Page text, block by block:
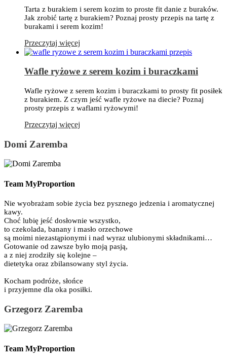
Tarta z burakiem i serem kozim to proste fit danie z buraków.
Jak zrobić tartę z burakiem? Poznaj prosty przepis na tartę z
burakami i serem kozim!
Przeczytaj więcej
Wafle ryżowe z serem kozim i buraczkami
Wafle ryżowe z serem kozim i buraczkami to prosty fit posiłek
z burakiem. Z czym jeść wafle ryżowe na diecie? Poznaj
prosty przepis z waflami ryżowymi!
Przeczytaj więcej
Domi Zaremba
Team MyProportion
Nie wyobrażam sobie życia bez pysznego jedzenia i aromatycznej
kawy.
Choć lubię jeść dosłownie wszystko,
to czekolada, banany i masło orzechowe
są moimi niezastąpionymi i nad wyraz ulubionymi składnikami…
Gotowanie od zawsze było moją pasją,
a z niej zrodziły się kolejne –
dietetyka oraz zbilansowany styl życia.
Kocham podróże, słońce
i przyjemne dla oka posiłki.
Grzegorz Zaremba
Team MyProportion